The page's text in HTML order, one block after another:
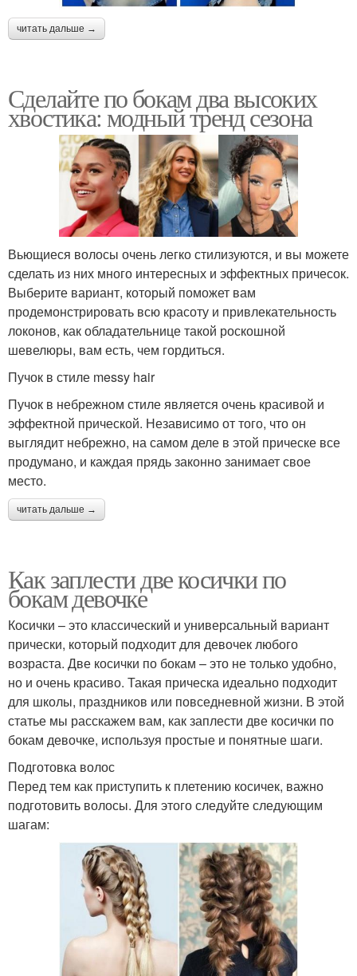
читать дальше →
Сделайте по бокам два высоких
хвостика: модный тренд сезона
Вьющиеся волосы очень легко стилизуются, и вы можете
сделать из них много интересных и эффектных причесок.
Выберите вариант, который поможет вам
продемонстрировать всю красоту и привлекательность
локонов, как обладательнице такой роскошной
шевелюры, вам есть, чем гордиться.
Пучок в стиле messy hair
Пучок в небрежном стиле является очень красивой и
эффектной прической. Независимо от того, что он
выглядит небрежно, на самом деле в этой прическе все
продумано, и каждая прядь законно занимает свое
место.
читать дальше →
Как заплести две косички по
бокам девочке
Косички – это классический и универсальный вариант
прически, который подходит для девочек любого
возраста. Две косички по бокам – это не только удобно,
но и очень красиво. Такая прическа идеально подходит
для школы, праздников или повседневной жизни. В этой
статье мы расскажем вам, как заплести две косички по
бокам девочке, используя простые и понятные шаги.
Подготовка волос
Перед тем как приступить к плетению косичек, важно
подготовить волосы. Для этого следуйте следующим
шагам: